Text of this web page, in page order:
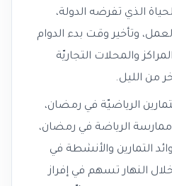
الذي تفرضه الدولة،
وتأخير وقت بدء الدوام
والمحلات التجاريّة
من الليل.
الرياضيّة في رمضان،
ممارسة الرياضة في رمضان،
التمارين والأنشطة في
النهار تسهم في إفراز